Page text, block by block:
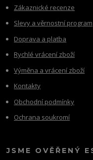
Zákaznické recenze
Slevy a věrnostní program
Doprava a platba
Rychlé vrácení zboží
Výměna a vrácení zboží
Kontakty
Obchodní podmínky
Ochrana soukromí
JSME OVĚŘENÝ